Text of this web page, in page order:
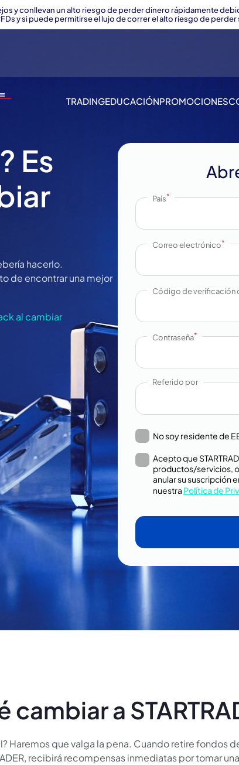
y conllevan un alto riesgo de perder dinero rápidamente
y si puede permitirse el lujo de correr el alto riesgo de perder
TRADINGEDUCACIÓNPROMOCIONES
Es
hacerlo.
de encontrar una mejor
al cambiar
País*
Correo electrónico*
Código de verificación
Contraseña*
Referido por
No soy residente de
Acepto que
productos/servicios,
anular su suscripción
nuestra Política de
cambiar a
Haremos que valga la pena. Cuando retire fondos
recibirá recompensas inmediatas por tomar